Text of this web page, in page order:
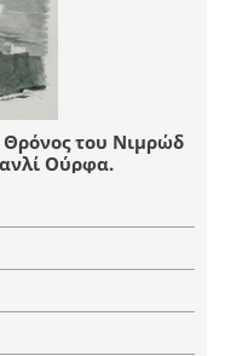
Θρόνος του Νιμρώδ
Ούρφα.